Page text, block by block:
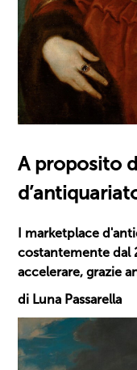
A proposito
I marketplace
costantemente dal
accelerare, grazie
di Luna Passarella